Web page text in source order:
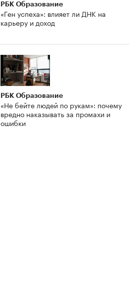
РБК Образование
«Ген успеха»: влияет ли ДНК на
карьеру и доход
РБК Образование
«Не бейте людей по рукам»: почему
вредно наказывать за промахи и
ошибки